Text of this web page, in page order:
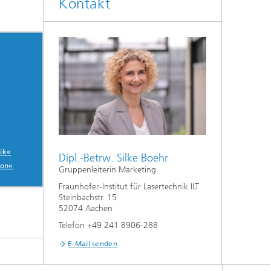
Kontakt
Dipl.-Betrw. Silke Boehr
Gruppenleiterin Marketing
Fraunhofer-Institut für Lasertechnik ILT
Steinbachstr. 15
52074 Aachen
Telefon +49 241 8906-288
E-Mail senden